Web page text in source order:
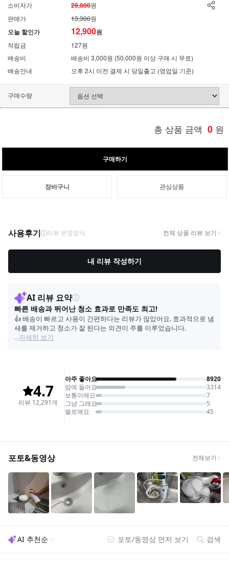
소비자가 28,000원
판매가
13,300원
오늘 할인가 12,900원
적립금
127원
배송비
배송비 3,000원 (50,000원 이상 구매 시 무료)
배송안내
오후 2시 이전 결제 시 당일출고 (영업일 기준)
구매수량
총 상품 금액 0 원
구매하기
장바구니 관심상품